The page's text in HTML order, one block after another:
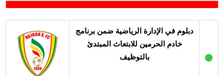
●
دبلوم في الإدارة الرياضية ضمن برنامج
خادم الحرمين للابتعاث المبتدئ
بالتوظيف